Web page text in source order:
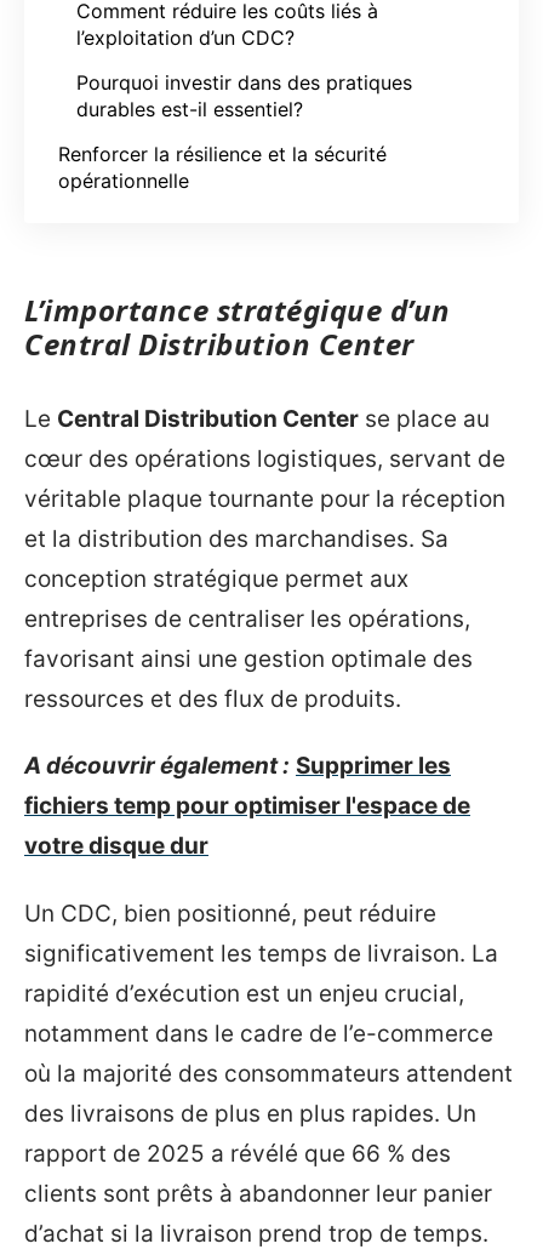
Comment réduire les coûts liés à
l’exploitation d’un CDC?
Pourquoi investir dans des pratiques
durables est-il essentiel?
Renforcer la résilience et la sécurité
opérationnelle
L’importance stratégique d’un
Central Distribution Center
Le Central Distribution Center se place au
cœur des opérations logistiques, servant de
véritable plaque tournante pour la réception
et la distribution des marchandises. Sa
conception stratégique permet aux
entreprises de centraliser les opérations,
favorisant ainsi une gestion optimale des
ressources et des flux de produits.
A découvrir également : Supprimer les
fichiers temp pour optimiser l'espace de
votre disque dur
Un CDC, bien positionné, peut réduire
significativement les temps de livraison. La
rapidité d’exécution est un enjeu crucial,
notamment dans le cadre de l’e-commerce
où la majorité des consommateurs attendent
des livraisons de plus en plus rapides. Un
rapport de 2025 a révélé que 66 % des
clients sont prêts à abandonner leur panier
d’achat si la livraison prend trop de temps.